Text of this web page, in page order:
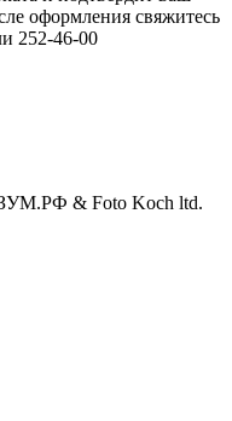
оформления свяжитесь
252-46-00
& Foto Koch ltd.